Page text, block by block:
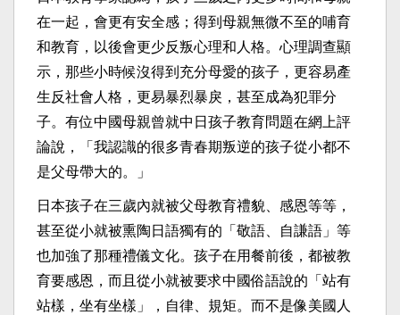
在一起，會更有安全感；得到母親無微不至的哺育
和教育，以後會更少反叛心理和人格。心理調查顯
示，那些小時候沒得到充分母愛的孩子，更容易產
生反社會人格，更易暴烈暴戾，甚至成為犯罪分
子。有位中國母親曾就中日孩子教育問題在網上評
論說，「我認識的很多青春期叛逆的孩子從小都不
是父母帶大的。」
日本孩子在三歲內就被父母教育禮貌、感恩等等，
甚至從小就被熏陶日語獨有的「敬語、自謙語」等
也加強了那種禮儀文化。孩子在用餐前後，都被教
育要感恩，而且從小就被要求中國俗語說的「站有
站樣，坐有坐樣」，自律、規矩。而不是像美國人